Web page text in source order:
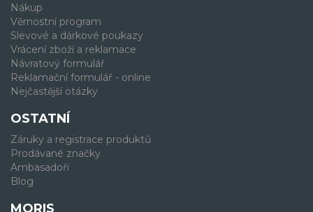
Nákup
Věrnostní program
Slevové a dárkové poukazy
Vrácení zboží a reklamace
Návratový formulář
Reklamační formulář - online
Nejčastější otázky
OSTATNÍ
Záruky a registrace produktů
Prodávané značky
Ambasadoři
Blog
MORIS